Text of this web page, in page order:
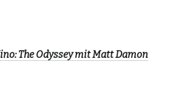
The Odyssey mit Matt Damon